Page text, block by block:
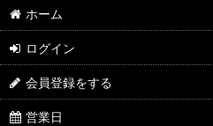
ホーム
ログイン
会員登録をする
営業日